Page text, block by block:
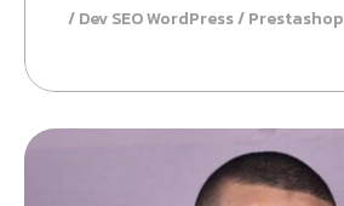
Dev SEO WordPress / Prestashop